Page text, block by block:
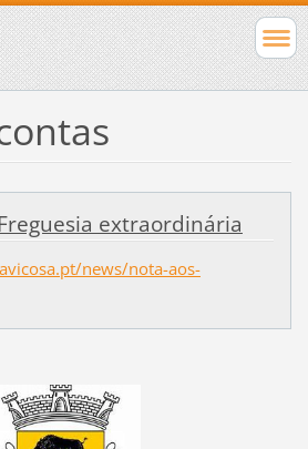
extraordinária
news/nota-aos-